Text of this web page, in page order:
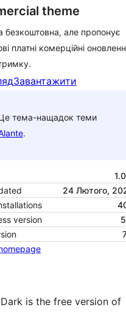
theme
безкоштовна, але пропонує
платні комерційні
Завантажити
тема-нащадок теми
.
24 Лютого,
version
is the free version of